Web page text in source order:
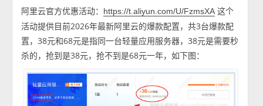
阿里云官方优惠活动： https://t.aliyun.com/U/FzmsXA这个
活动提供目前2026年最新阿里云的爆款配置，共3台爆款配
置，38元和68元是指同一台轻量应用服务器，38元是需要秒
杀的，抢到是38元，抢不到是68元一年，如下图：